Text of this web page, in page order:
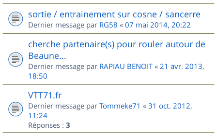
sortie / entrainement sur cosne / sancerre
Dernier message par RG58 « 07 mai 2014, 20:22
cherche partenaire(s) pour rouler autour de
Beaune...
Dernier message par RAPIAU BENOIT« 21 avr. 2013,
18:50
VTT71.fr
Dernier message par Tommeke71 « 31 oct. 2012,
11:24
Réponses : 3